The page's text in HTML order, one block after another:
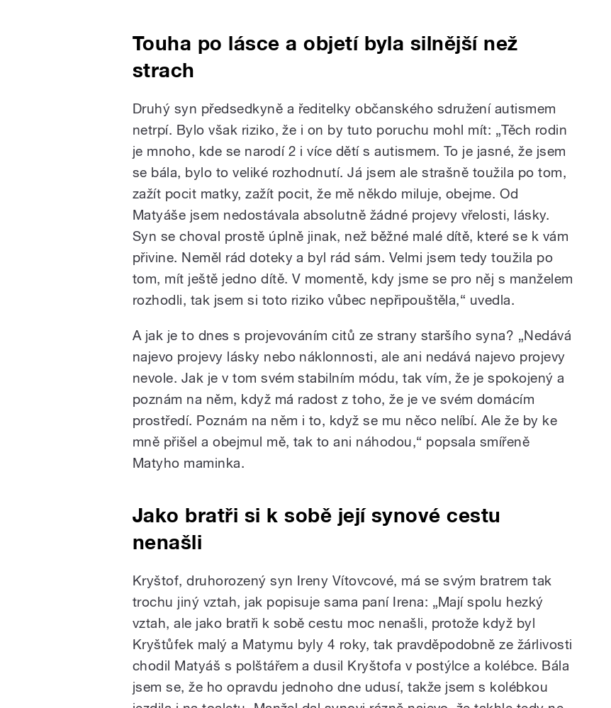
Touha po lásce a objetí byla silnější než
strach
Druhý syn předsedkyně a ředitelky občanského sdružení autismem
netrpí. Bylo však riziko, že i on by tuto poruchu mohl mít: „Těch rodin
je mnoho, kde se narodí 2 i více dětí s autismem. To je jasné, že jsem
se bála, bylo to veliké rozhodnutí. Já jsem ale strašně toužila po tom,
zažít pocit matky, zažít pocit, že mě někdo miluje, obejme. Od
Matyáše jsem nedostávala absolutně žádné projevy vřelosti, lásky.
Syn se choval prostě úplně jinak, než běžné malé dítě, které se k vám
přivine. Neměl rád doteky a byl rád sám. Velmi jsem tedy toužila po
tom, mít ještě jedno dítě. V momentě, kdy jsme se pro něj s manželem
rozhodli, tak jsem si toto riziko vůbec nepřipouštěla,“ uvedla.
A jak je to dnes s projevováním citů ze strany staršího syna? „Nedává
najevo projevy lásky nebo náklonnosti, ale ani nedává najevo projevy
nevole. Jak je v tom svém stabilním módu, tak vím, že je spokojený a
poznám na něm, když má radost z toho, že je ve svém domácím
prostředí. Poznám na něm i to, když se mu něco nelíbí. Ale že by ke
mně přišel a obejmul mě, tak to ani náhodou,“ popsala smířeně
Matyho maminka.
Jako bratři si k sobě její synové cestu
nenašli
Kryštof, druhorozený syn Ireny Vítovcové, má se svým bratrem tak
trochu jiný vztah, jak popisuje sama paní Irena: „Mají spolu hezký
vztah, ale jako bratři k sobě cestu moc nenašli, protože když byl
Kryštůfek malý a Matymu byly 4 roky, tak pravděpodobně ze žárlivosti
chodil Matyáš s polštářem a dusil Kryštofa v postýlce a kolébce. Bála
jsem se, že ho opravdu jednoho dne udusí, takže jsem s kolébkou